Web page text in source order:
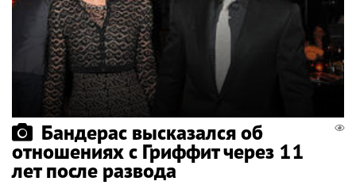
Бандерас высказался об
отношениях с Гриффит через 11
лет после развода